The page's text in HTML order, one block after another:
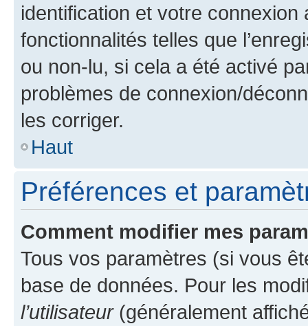
identification et votre
fonctionnalités telles que
ou non-lu, si cela a été activé
problèmes de connexion/
les corriger.
Haut
Préférences et
Comment modifier mes
Tous vos paramètres (si vous
base de données. Pour les
l’utilisateur(généralement